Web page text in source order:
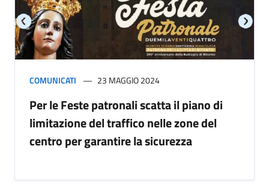
COMUNICATI 23 MAGGIO 2024
Per le Feste patronali scatta il piano di
limitazione del traffico nelle zone del
centro per garantire la sicurezza